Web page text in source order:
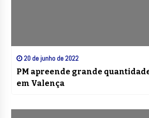
20 de junho de 2022
PM apreende grande
em Valença